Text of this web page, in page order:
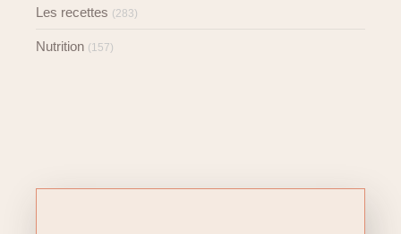
Les recettes (283)
Nutrition (157)